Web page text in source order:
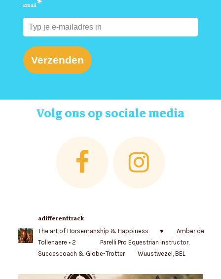
Geen producten in de winkelwagen.
Email
Verzenden
Volg ons op sociale media
adifferenttrack
The art of Horsemanship & Happiness ♥️
Amber de
Tollenaere • 2
Parelli Pro Equestrian instructor,
Succescoach & Globe-Trotter
Wuustwezel, BEL